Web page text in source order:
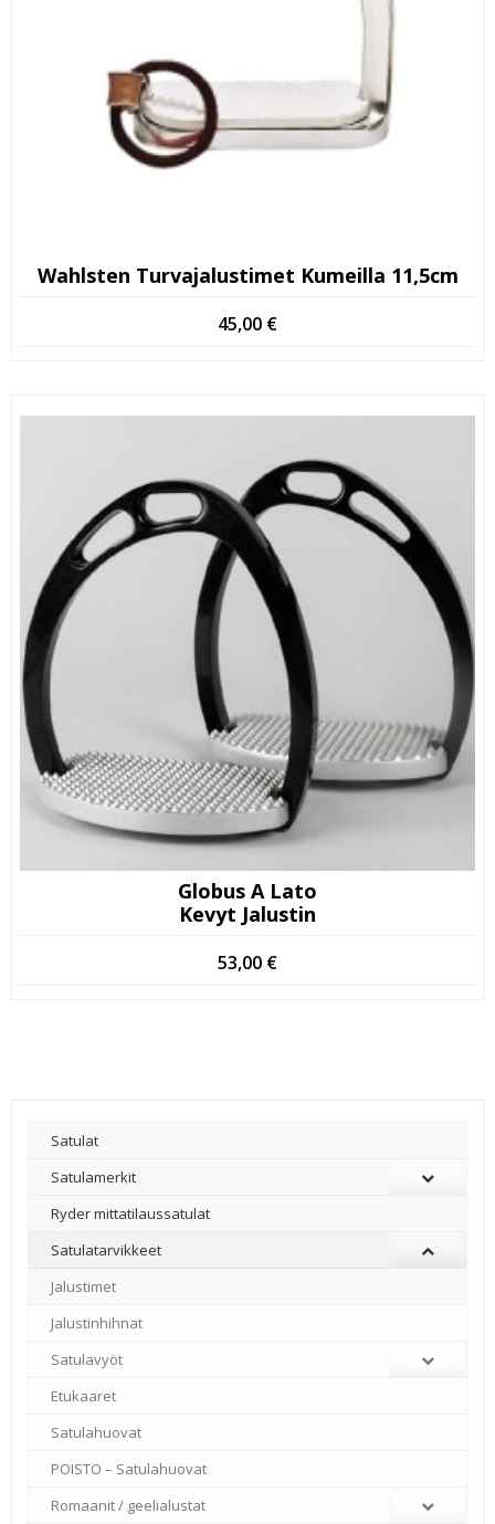
Wahlsten Turvajalustimet Kumeilla 11,5cm
45,00 €
Globus A Lato
Kevyt Jalustin
53,00 €
Satulat
Satulamerkit
Ryder mittatilaussatulat
Satulatarvikkeet
–
Jalustimet
Jalustinhihnat
Satulavyöt
Etukaaret
Satulahuovat
POISTO – Satulahuovat
Romaanit / geelialustat